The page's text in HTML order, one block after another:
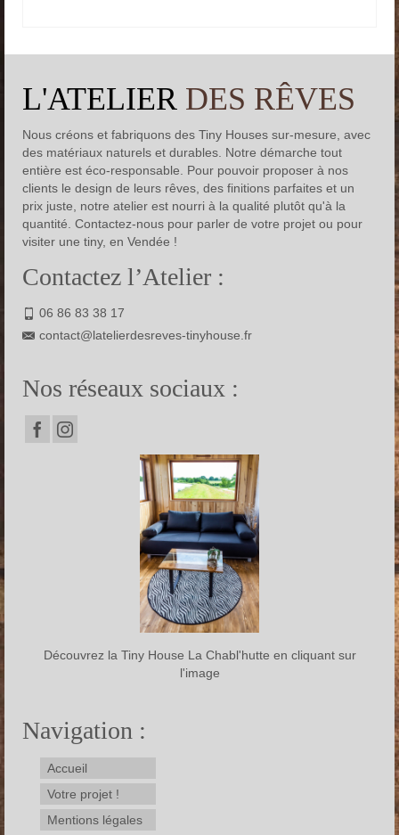
L'ATELIER DES RÊVES
Nous créons et fabriquons des Tiny Houses sur-mesure, avec
des matériaux naturels et durables. Notre démarche tout
entière est éco-responsable. Pour pouvoir proposer à nos
clients le design de leurs rêves, des finitions parfaites et un
prix juste, notre atelier est nourri à la qualité plutôt qu'à la
quantité. Contactez-nous pour parler de votre projet ou pour
visiter une tiny, en Vendée !
Contactez l’Atelier :
06 86 83 38 17
contact@latelierdesreves-tinyhouse.fr
Nos réseaux sociaux :
Découvrez la Tiny House La Chabl'hutte en cliquant sur
l'image
Navigation :
Accueil
Votre projet !
Mentions légales